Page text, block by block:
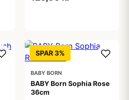
SPAR 3%
BABY BORN
BABY Born Sophia Rose
36cm